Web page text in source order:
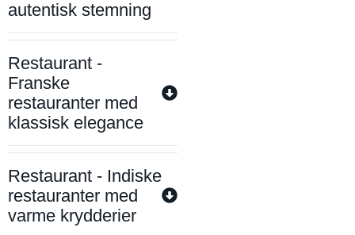
autentisk stemning
Restaurant -
Franske
restauranter med
klassisk elegance
Restaurant - Indiske
restauranter med
varme krydderier